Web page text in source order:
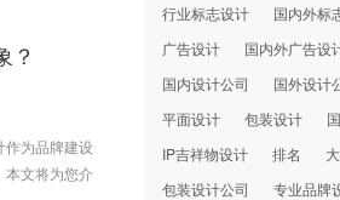
？
作为品牌建设
本文将为您介
行业标志设计
国内外标
广告设计
国内外广告设
国内设计公司
国外设计
平面设计
包装设计
IP吉祥物设计
排名
包装设计公司
专业品牌